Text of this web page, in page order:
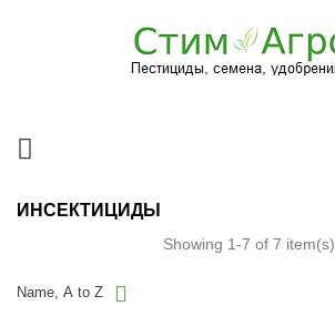
ИНСЕКТИЦИДЫ
Name, A to Z
Showing 1-7 of 7 item(s)